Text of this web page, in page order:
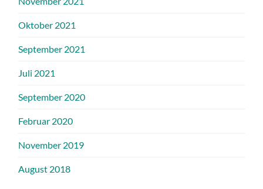
Oktober 2021
September 2021
Juli 2021
September 2020
Februar 2020
November 2019
August 2018